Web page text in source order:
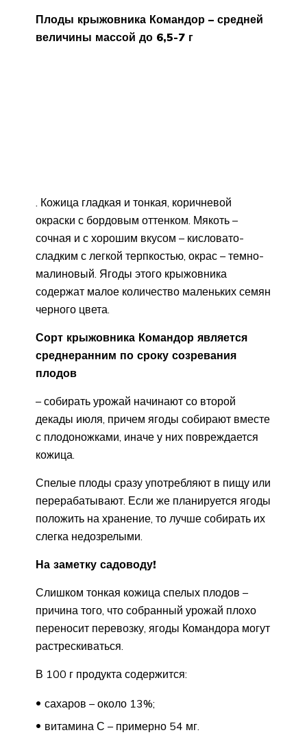
Плоды крыжовника Командор – средней
величины массой до 6,5-7 г
. Кожица гладкая и тонкая, коричневой
окраски с бордовым оттенком. Мякоть –
сочная и с хорошим вкусом – кисловато-
сладким с легкой терпкостью, окрас – темно-
малиновый. Ягоды этого крыжовника
содержат малое количество маленьких семян
черного цвета.
Сорт крыжовника Командор является
среднеранним по сроку созревания
плодов
– собирать урожай начинают со второй
декады июля, причем ягоды собирают вместе
с плодоножками, иначе у них повреждается
кожица.
Спелые плоды сразу употребляют в пищу или
перерабатывают. Если же планируется ягоды
положить на хранение, то лучше собирать их
слегка недозрелыми.
На заметку садоводу!
Слишком тонкая кожица спелых плодов –
причина того, что собранный урожай плохо
переносит перевозку, ягоды Командора могут
растрескиваться.
В 100 г продукта содержится:
сахаров – около 13%;
витамина С – примерно 54 мг.